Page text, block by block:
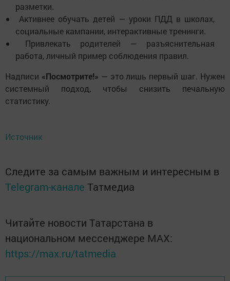
разметки.
Активнее обучать детей — уроки ПДД в школах,
социальные кампании, интерактивные тренинги.
Привлекать родителей — разъяснительная
работа, личный пример соблюдения правил.
Надписи «Посмотрите!» — это лишь первый шаг. Нужен
системный подход, чтобы снизить печальную
статистику.
Источник
Следите за самым важным и интересным в
Telegram-канале Татмедиа
Читайте новости Татарстана в
национальном мессенджере MАХ:
https://max.ru/tatmedia